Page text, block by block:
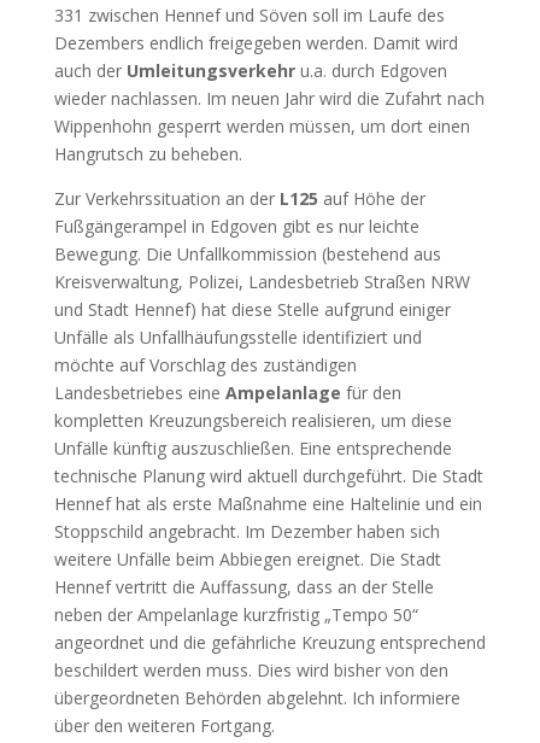
331 zwischen Hennef und Söven soll im Laufe des
Dezembers endlich freigegeben werden. Damit wird
auch der Umleitungsverkehru.a. durch Edgoven
wieder nachlassen. Im neuen Jahr wird die Zufahrt nach
Wippenhohn gesperrt werden müssen, um dort einen
Hangrutsch zu beheben.
Zur Verkehrssituation an der L125 auf Höhe der
Fußgängerampel in Edgoven gibt es nur leichte
Bewegung. Die Unfallkommission (bestehend aus
Kreisverwaltung, Polizei, Landesbetrieb Straßen NRW
und Stadt Hennef) hat diese Stelle aufgrund einiger
Unfälle als Unfallhäufungsstelle identifiziert und
möchte auf Vorschlag des zuständigen
Landesbetriebes eine Ampelanlage für den
kompletten Kreuzungsbereich realisieren, um diese
Unfälle künftig auszuschließen. Eine entsprechende
technische Planung wird aktuell durchgeführt. Die Stadt
Hennef hat als erste Maßnahme eine Haltelinie und ein
Stoppschild angebracht. Im Dezember haben sich
weitere Unfälle beim Abbiegen ereignet. Die Stadt
Hennef vertritt die Auffassung, dass an der Stelle
neben der Ampelanlage kurzfristig „Tempo 50“
angeordnet und die gefährliche Kreuzung entsprechend
beschildert werden muss. Dies wird bisher von den
übergeordneten Behörden abgelehnt. Ich informiere
über den weiteren Fortgang.